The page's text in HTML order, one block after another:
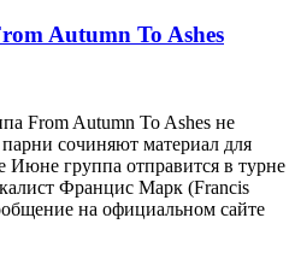
Autumn To Ashes
From Autumn To Ashes не
сочиняют материал для
Июне группа отправится в турне
Францис Марк (Francis
на официальном сайте